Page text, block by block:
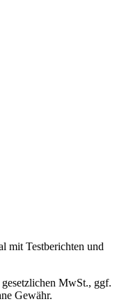
mit Testberichten und
MwSt., ggf.
Gewähr.